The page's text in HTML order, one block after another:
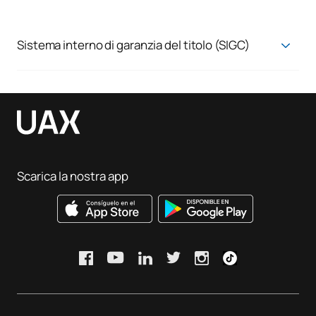
Sistema interno di garanzia del titolo (SIGC)
Scarica la nostra app